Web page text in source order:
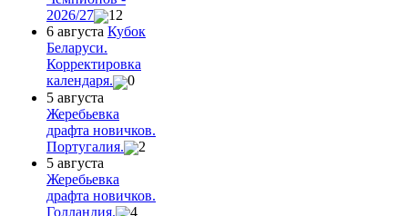
2026/27
12
6 августа Кубок
Беларуси.
Корректировка
календаря.
0
5 августа
Жеребьевка
драфта новичков.
Португалия.
2
5 августа
Жеребьевка
драфта новичков.
Голландия.
4